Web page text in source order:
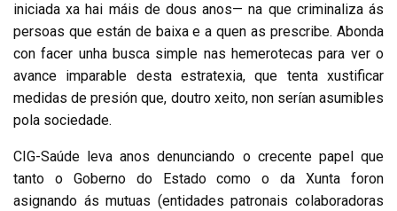
iniciada xa hai máis de dous anos— na que criminaliza ás
persoas que están de baixa e a quen as prescribe. Abonda
con facer unha busca simple nas hemerotecas para ver o
avance imparable desta estratexia, que tenta xustificar
medidas de presión que, doutro xeito, non serían asumibles
pola sociedade.
CIG-Saúde leva anos denunciando o crecente papel que
tanto o Goberno do Estado como o da Xunta foron
asignando ás mutuas (entidades patronais colaboradoras